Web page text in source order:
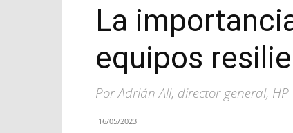
La
equipos
Por Adrián Ali, director general,
16/05/2023